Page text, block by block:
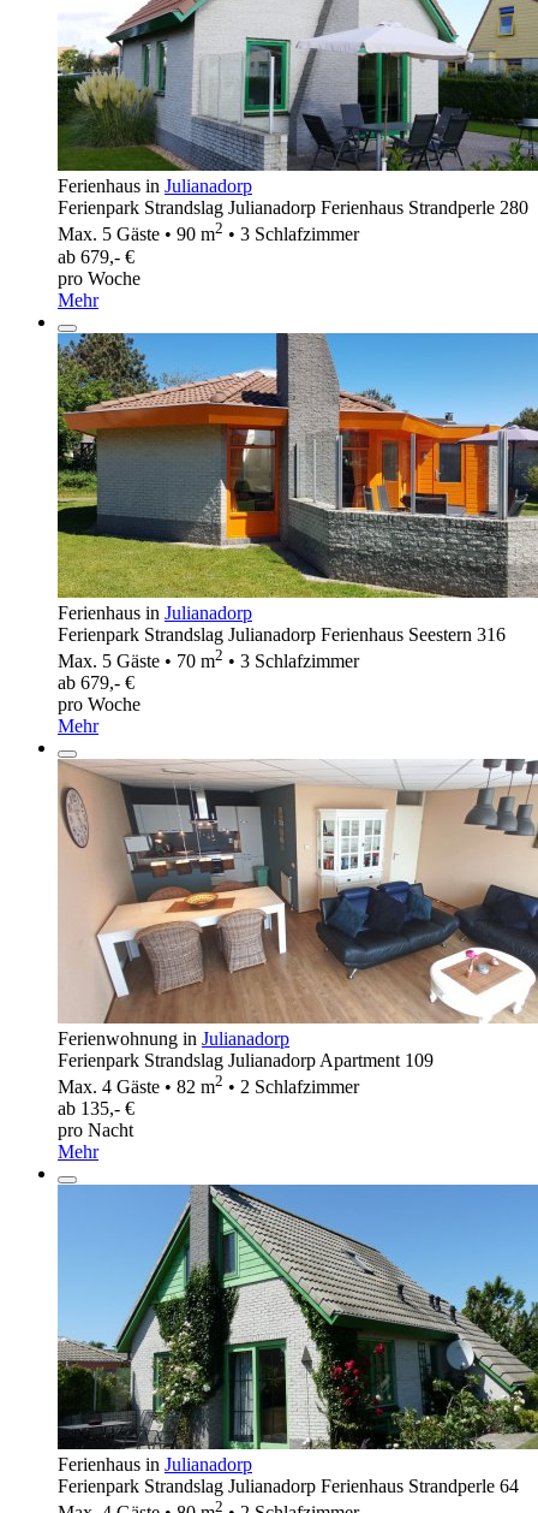
Ferienhaus in Julianadorp
Ferienpark Strandslag Julianadorp Ferienhaus Strandperle 280
Max. 5 Gäste • 90 m2 • 3 Schlafzimmer
ab 679,- €
pro Woche
Mehr
Ferienhaus in Julianadorp
Ferienpark Strandslag Julianadorp Ferienhaus Seestern 316
Max. 5 Gäste • 70 m2 • 3 Schlafzimmer
ab 679,- €
pro Woche
Mehr
Ferienwohnung in Julianadorp
Ferienpark Strandslag Julianadorp Apartment 109
Max. 4 Gäste • 82 m2 • 2 Schlafzimmer
ab 135,- €
pro Nacht
Mehr
Ferienhaus in Julianadorp
Ferienpark Strandslag Julianadorp Ferienhaus Strandperle 64
2